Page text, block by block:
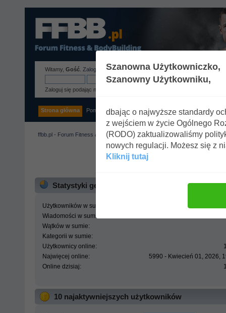
Witamy, Gość Zaloguj sięlubzarejestruj.
Zaloguj się podając nazwę użytkownika, hasło i długość sesji
Strona główna Pomoc Szukaj Tags Zaloguj się Rejestracja
ffbb.pl - Forum Fitness & BodyBuilding» Centrum statystyk
ffbb.pl - Forum Fitness
Statystyki generalne
Użytkowników w sumie:
Wiadomości w sumie:
Wątków w sumie:
Kategorii w sumie:
Użytkownicy online:
Najwięcej online:
5990 - Kwiecień 01, 2026,
Online dzisiaj:
10 najaktywniejszych użytkowników
Szanowna Użytkowniczko,
Szanowny Użytkowniku,
dbając o najwyższe standardy
z wejściem w życie Ogólnego
(RODO) zaktualizowaliśmy
nowych regulacji. Możesz się z
Kliknij tutaj